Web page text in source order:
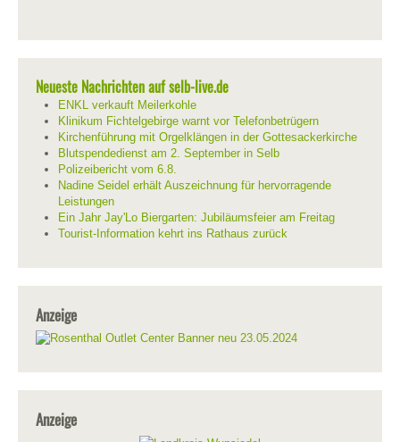
Neueste Nachrichten auf selb-live.de
ENKL verkauft Meilerkohle
Klinikum Fichtelgebirge warnt vor Telefonbetrügern
Kirchenführung mit Orgelklängen in der Gottesackerkirche
Blutspendedienst am 2. September in Selb
Polizeibericht vom 6.8.
Nadine Seidel erhält Auszeichnung für hervorragende
Leistungen
Ein Jahr Jay'Lo Biergarten: Jubiläumsfeier am Freitag
Tourist-Information kehrt ins Rathaus zurück
Anzeige
Anzeige